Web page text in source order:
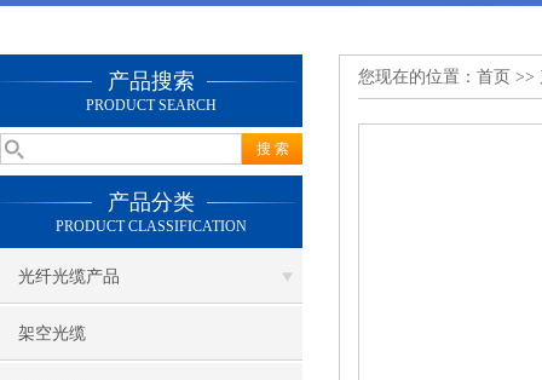
产品搜索
PRODUCT SEARCH
产品分类
PRODUCT CLASSIFICATION
光纤光缆产品
架空光缆
您现在的位置： 首页 >>